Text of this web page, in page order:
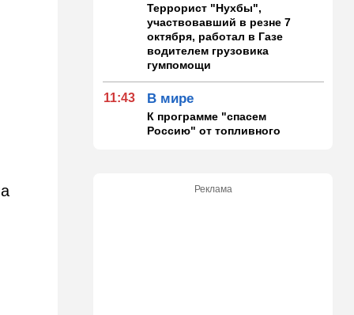
Террорист "Нухбы",
участвовавший в резне 7
октября, работал в Газе
водителем грузовика
гумпомощи
11:43 В мире
К программе "спасем
Россию" от топливного
ИзраильРеклама